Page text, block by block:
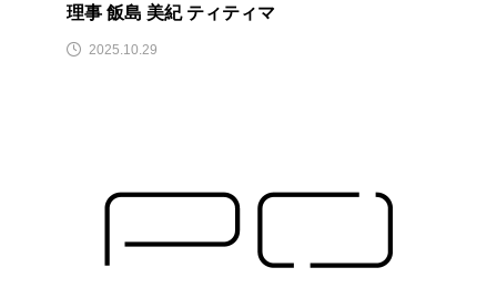
理事 飯島 美紀 ティティマ
2025.10.29